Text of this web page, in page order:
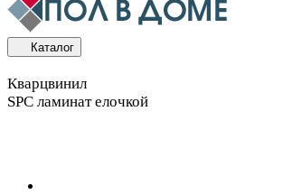
Каталог
Кварцвинил
SPC ламинат елочкой